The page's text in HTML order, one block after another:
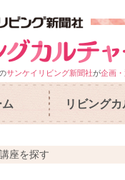
サンケイリビング新聞社が企画
リビング
講座を探す